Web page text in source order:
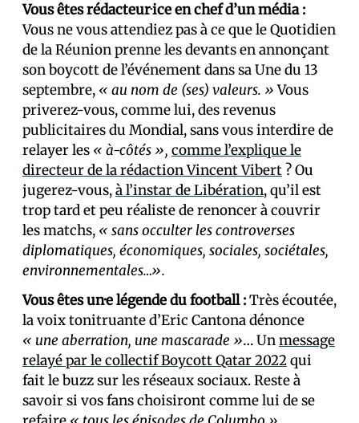
Vous êtes rédacteur·ice en chef d’un média :
Vous ne vous attendiez pas à ce que le Quotidien
de la Réunion prenne les devants en annonçant
son boycott de l’événement dans sa Une du 13
septembre, « au nom de (ses) valeurs. »Vous
priverez-vous, comme lui, des revenus
publicitaires du Mondial, sans vous interdire de
relayer les « à-côtés », comme l’explique le
directeur de la rédaction Vincent Vibert ? Ou
jugerez-vous,à l’instar de Libération, qu’il est
trop tard et peu réaliste de renoncer à couvrir
les matchs, « sans occulter les controverses
diplomatiques, économiques, sociales, sociétales,
environnementales…».
Vous êtes un·e légende du football :Très écoutée,
la voix tonitruante d’Eric Cantona dénonce
« une aberration, une mascarade »… Unmessage
relayé par le collectif Boycott Qatar 2022qui
fait le buzz sur les réseaux sociaux. Reste à
savoir si vos fans choisiront comme lui de se